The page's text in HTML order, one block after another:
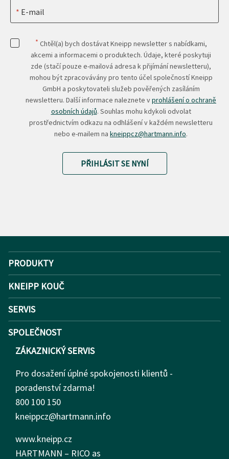
E-mail
* Chtěl(a) bych dostávat Kneipp newsletter s nabídkami,
akcemi a informacemi o produktech. Údaje, které poskytuji
zde (stačí pouze e-mailová adresa k přijímání newsletteru),
mohou být zpracovávány pro tento účel společností Kneipp
GmbH a poskytovateli služeb pověřených zasíláním
newsletteru. Další informace naleznete vprohlášení o ochraně
osobních údajů. Souhlas mohu kdykoli odvolat
prostřednictvím odkazu na odhlášení v každém newsletteru
nebo e-mailem na kneippcz@hartmann.info.
PŘIHLÁSIT SE NYNÍ
PRODUKTY
KNEIPP KOUČ
SERVIS
SPOLEČNOST
ZÁKAZNICKÝ SERVIS
Pro dosažení úplné spokojenosti klientů -
poradenství zdarma!
800 100 150
kneippcz@hartmann.info
www.kneipp.cz
HARTMANN – RICO as